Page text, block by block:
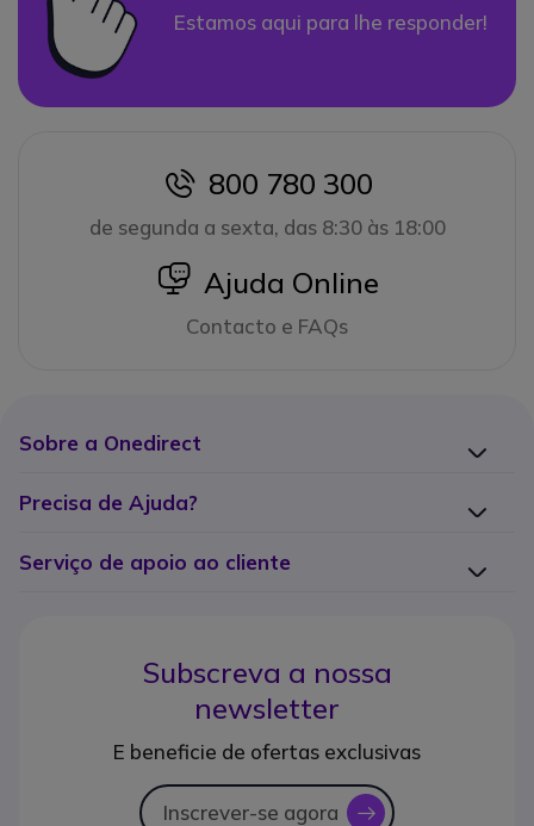
Estamos aqui para lhe responder!
icon
800 780 300
de segunda a sexta, das 8:30 às 18:00
icon
Ajuda Online
Contacto e FAQs
Sobre a Onedirect
Precisa de Ajuda?
Serviço de apoio ao cliente
Subscreva a nossa
newsletter
E beneficie de ofertas exclusivas
Inscrever-se agora icon